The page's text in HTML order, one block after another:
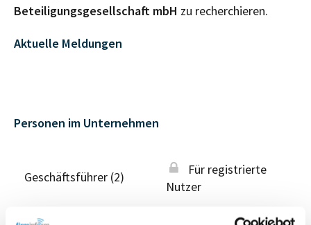
Beteiligungsgesellschaft mbH zu recherchieren.
Aktuelle Meldungen
Personen im Unternehmen
Geschäftsführer (2)
Für registrierte
Nutzer